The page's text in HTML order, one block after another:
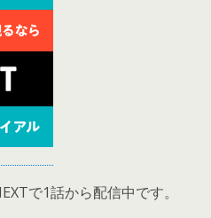
で1話から配信中です。